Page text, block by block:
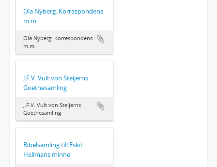
Ola Nyberg: Korrespondens
m.m.
Ola Nyberg: Korrespondens
m.m.
J.F.V. Vult von Steijerns
Goethesamling
J.F.V. Vult von Steijerns
Goethesamling
Bibelsamling till Eskil
Hellmans minne